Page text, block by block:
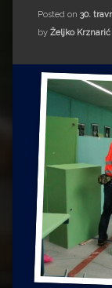
Drugi autori
Drugi autori
Matea Andrić
Ljiljana
Željko Krznarić
Mario
Miroslav
Posted on 30.
by Željko Krznarić